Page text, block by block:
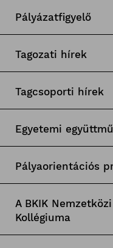
Pályázatfigyelő
Tagozati hírek
Tagcsoporti hírek
Egyetemi
Pályaorientációs
A BKIK
Kollégiuma